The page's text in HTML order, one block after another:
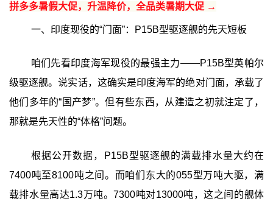
拼多多暑假大促，升温降价，全品类暑期大促 →
一、印度现役的“门面”：P15B型驱逐舰的先天短板
咱们先看印度海军现役的最强主力——P15B型英帕尔
级驱逐舰。说实话，这确实是印度海军的绝对门面，承载了
他们多年的“国产梦”。但有些东西，从建造之初就注定了，
那就是先天性的“体格”问题。
根据公开数据，P15B型驱逐舰的满载排水量大约在
7400吨至8100吨之间。而咱们东大的055型万吨大驱，满
载排水量高达1.3万吨。7300吨对13000吨，这之间的舰体